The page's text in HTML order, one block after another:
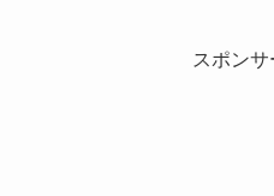
スポンサ